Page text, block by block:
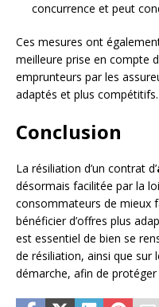
concurrence et peut
Ces mesures ont
meilleure prise en compte
emprunteurs par les
adaptés et plus compétitifs.
Conclusion
La résiliation d’un contrat d’
désormais facilitée par la
consommateurs de mieux
bénéficier d’offres plus
est essentiel de bien se
de résiliation, ainsi que sur
démarche, afin de